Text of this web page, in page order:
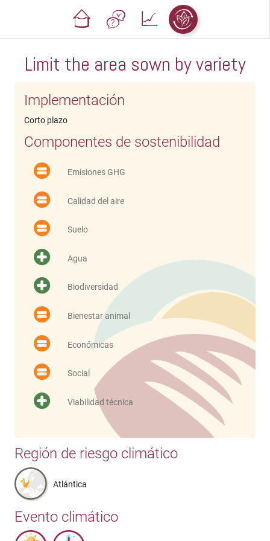
Limit the area sown by variety
Implementación
Corto plazo
Componentes de sostenibilidad
Emisiones GHG
Calidad del aire
Suelo
Agua
Biodiversidad
Bienestar animal
Económicas
Social
Viabilidad técnica
Región de riesgo climático
Atlántica
Evento climático